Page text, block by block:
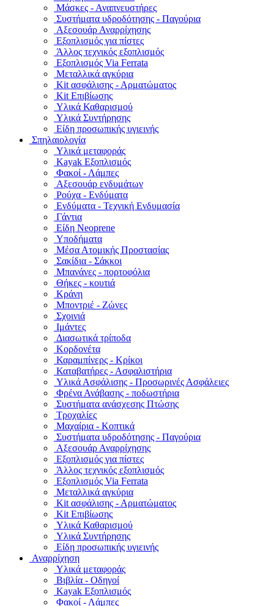
Μάσκες - Αναπνευστήρες
Συστήματα υδροδότησης - Παγούρια
Αξεσουάρ Αναρρίχησης
Εξοπλισμός για πίστες
Άλλος τεχνικός εξοπλισμός
Εξοπλισμός Via Ferrata
Μεταλλικά αγκύρια
Kit ασφάλισης - Αρματώματος
Kit Επιβίωσης
Υλικά Καθαρισμού
Υλικά Συντήρησης
Είδη προσωπικής υγιεινής
Σπηλαιολογία
Υλικά μεταφοράς
Kayak Εξοπλισμός
Φακοί - Λάμπες
Αξεσουάρ ενδυμάτων
Ρούχα - Ενδύματα
Ενδύματα - Τεχνική Ενδυμασία
Γάντια
Είδη Neoprene
Υποδήματα
Μέσα Ατομικής Προστασίας
Σακίδια - Σάκκοι
Μπανάνες - πορτοφόλια
Θήκες - κουτιά
Κράνη
Μποντριέ - Ζώνες
Σχοινιά
Ιμάντες
Διασωτικά τρίποδα
Κορδονέτα
Καραμπίνερς - Κρίκοι
Καταβατήρες - Ασφαλιστήρια
Υλικά Ασφάλισης - Προσωρινές Ασφάλειες
Φρένα Ανάβασης - ποδωστήρια
Συστήματα ανάσχεσης Πτώσης
Τροχαλίες
Μαχαίρια - Κοπτικά
Συστήματα υδροδότησης - Παγούρια
Αξεσουάρ Αναρρίχησης
Εξοπλισμός για πίστες
Άλλος τεχνικός εξοπλισμός
Εξοπλισμός Via Ferrata
Μεταλλικά αγκύρια
Kit ασφάλισης - Αρματώματος
Kit Επιβίωσης
Υλικά Καθαρισμού
Υλικά Συντήρησης
Είδη προσωπικής υγιεινής
Αναρρίχηση
Υλικά μεταφοράς
Βιβλία - Οδηγοί
Kayak Εξοπλισμός
Φακοί - Λάμπες